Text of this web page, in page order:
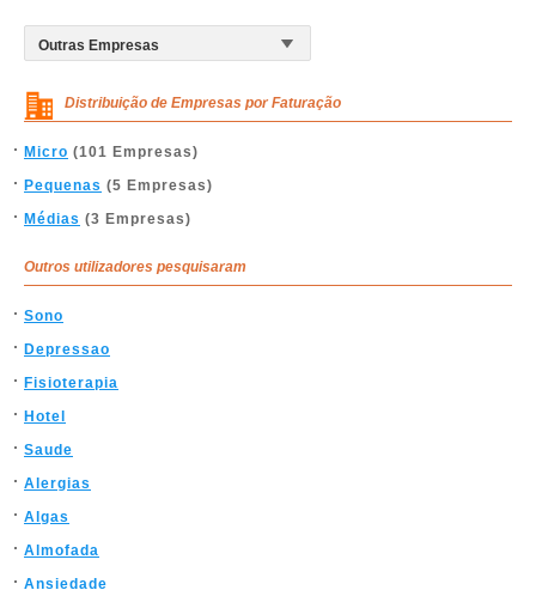
Distribuição de Empresas por Faturação
Micro (101 Empresas)
Pequenas (5 Empresas)
Médias (3 Empresas)
Outros utilizadores pesquisaram
Sono
Depressao
Fisioterapia
Hotel
Saude
Alergias
Algas
Almofada
Ansiedade